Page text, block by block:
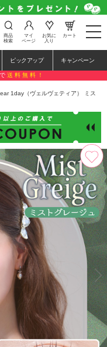
t
o
e
n
a
a
i
o
n
商品
検索
マイ
ページ
お気に
入り
カート
ピックアップ キャンペーン
送料無料！
1day（ヴェルヴェティア） ミス